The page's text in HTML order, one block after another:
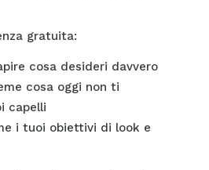
gratuita:
cosa desideri davvero
cosa oggi non ti
capelli
i tuoi obiettivi di look e